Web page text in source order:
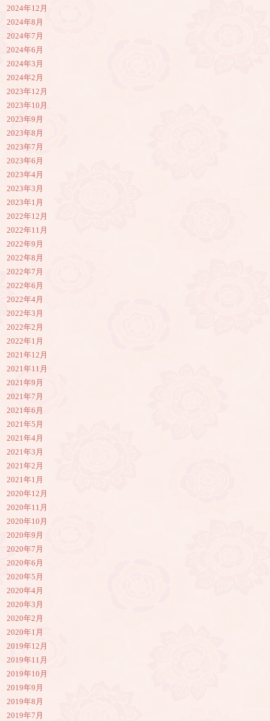
2024年12月
2024年8月
2024年7月
2024年6月
2024年3月
2024年2月
2023年12月
2023年10月
2023年9月
2023年8月
2023年7月
2023年6月
2023年4月
2023年3月
2023年1月
2022年12月
2022年11月
2022年9月
2022年8月
2022年7月
2022年6月
2022年4月
2022年3月
2022年2月
2022年1月
2021年12月
2021年11月
2021年9月
2021年7月
2021年6月
2021年5月
2021年4月
2021年3月
2021年2月
2021年1月
2020年12月
2020年11月
2020年10月
2020年9月
2020年7月
2020年6月
2020年5月
2020年4月
2020年3月
2020年2月
2020年1月
2019年12月
2019年11月
2019年10月
2019年9月
2019年8月
2019年7月